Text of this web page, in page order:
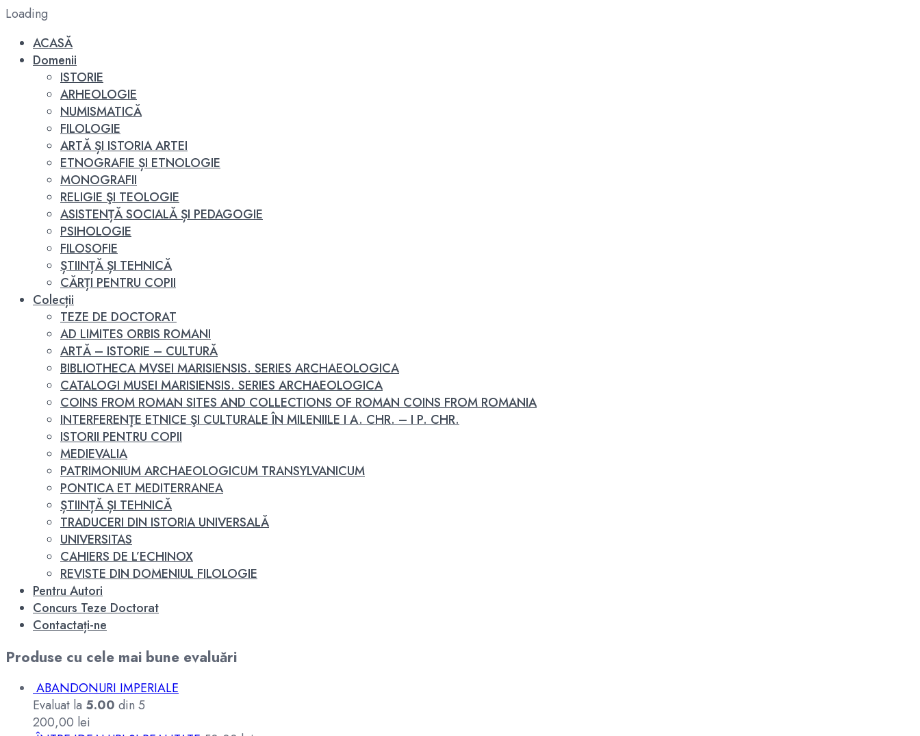
Loading
ACASĂ
Domenii
ISTORIE
ARHEOLOGIE
NUMISMATICĂ
FILOLOGIE
ARTĂ ȘI ISTORIA ARTEI
ETNOGRAFIE ȘI ETNOLOGIE
MONOGRAFII
RELIGIE ŞI TEOLOGIE
ASISTENȚĂ SOCIALĂ ȘI PEDAGOGIE
PSIHOLOGIE
FILOSOFIE
ȘTIINȚĂ ȘI TEHNICĂ
CĂRȚI PENTRU COPII
Colecții
TEZE DE DOCTORAT
AD LIMITES ORBIS ROMANI
ARTĂ – ISTORIE – CULTURĂ
BIBLIOTHECA MVSEI MARISIENSIS. SERIES ARCHAEOLOGICA
CATALOGI MUSEI MARISIENSIS. SERIES ARCHAEOLOGICA
COINS FROM ROMAN SITES AND COLLECTIONS OF ROMAN COINS FROM ROMANIA
INTERFERENŢE ETNICE ŞI CULTURALE ÎN MILENIILE I A. CHR. – I P. CHR.
ISTORII PENTRU COPII
MEDIEVALIA
PATRIMONIUM ARCHAEOLOGICUM TRANSYLVANICUM
PONTICA ET MEDITERRANEA
ȘTIINȚĂ ȘI TEHNICĂ
TRADUCERI DIN ISTORIA UNIVERSALĂ
UNIVERSITAS
CAHIERS DE L’ECHINOX
REVISTE DIN DOMENIUL FILOLOGIE
Pentru Autori
Concurs Teze Doctorat
Contactați-ne
Produse cu cele mai bune evaluări
ABANDONURI IMPERIALE
Evaluat la 5.00 din 5
200,00 lei